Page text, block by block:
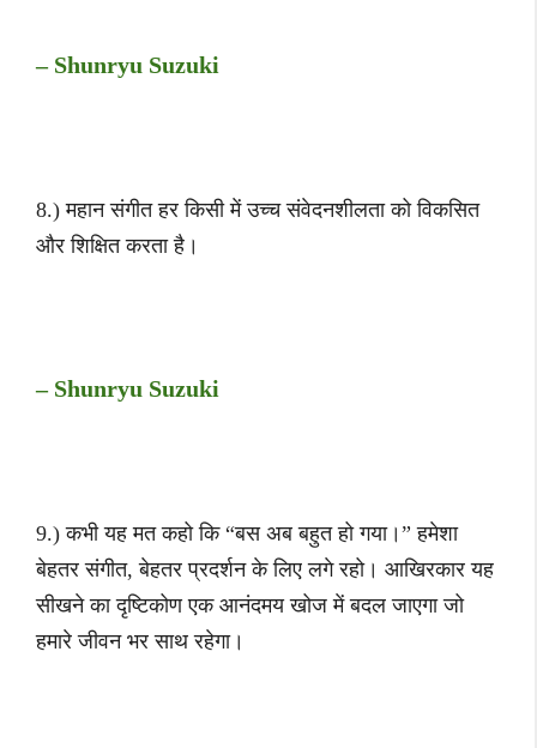
– Shunryu Suzuki
8.) महान संगीत हर किसी में उच्च संवेदनशीलता को विकसित
और शिक्षित करता है।
– Shunryu Suzuki
9.) कभी यह मत कहो कि “बस अब बहुत हो गया।” हमेशा
बेहतर संगीत, बेहतर प्रदर्शन के लिए लगे रहो। आखिरकार यह
सीखने का दृष्टिकोण एक आनंदमय खोज में बदल जाएगा जो
हमारे जीवन भर साथ रहेगा।